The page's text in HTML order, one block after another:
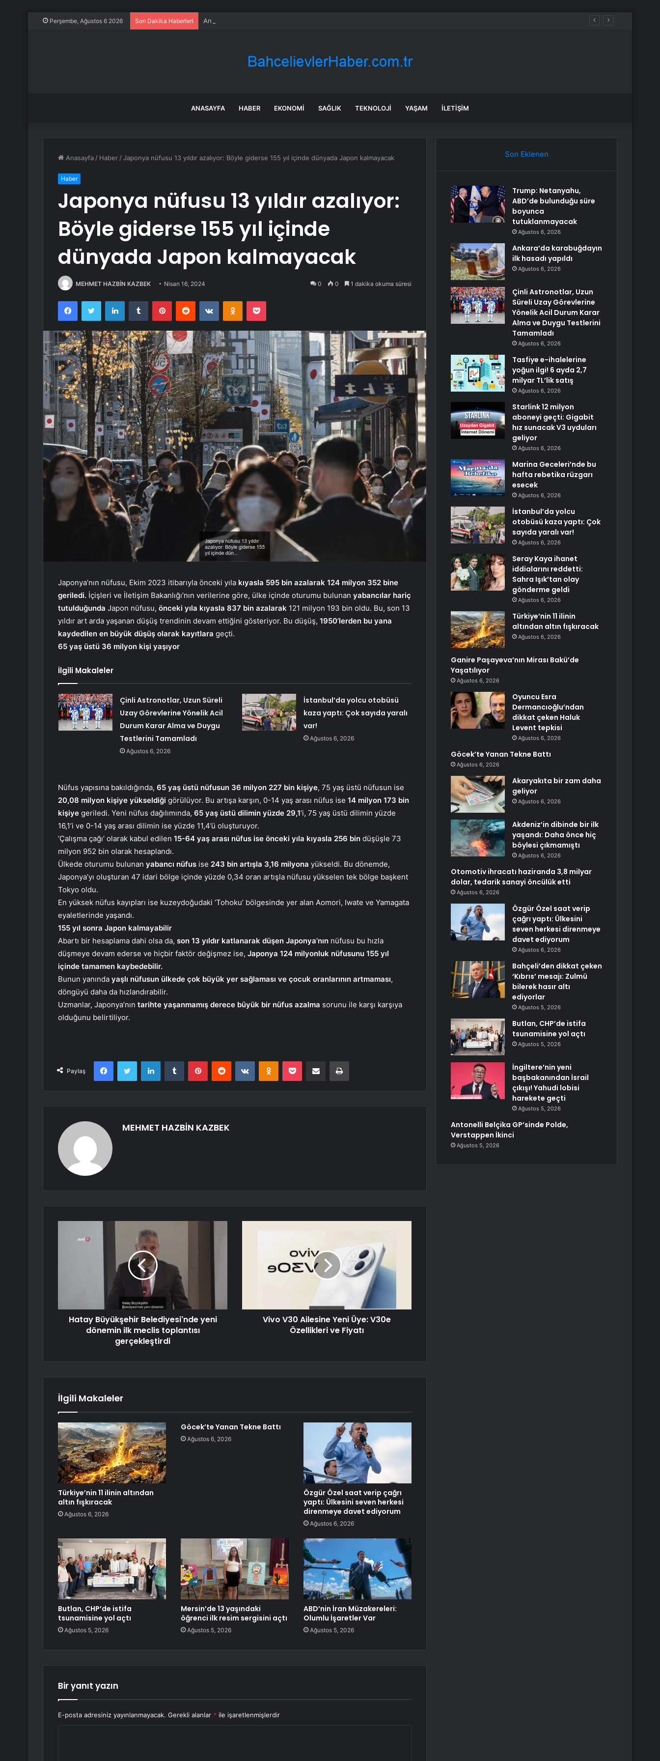
Perşembe, Ağustos 6 2026 Son Dakika Haberleri Ankara’da karabuğdayın ilk hasadı yapıldı
ANASAYFA HABER EKONOMI SAĞLIK TEKNOLOJI YAŞAM İLETIŞIM
Anasayfa / Haber /Japonya nüfusu 13 yıldır azalıyor: Böyle giderse 155 yıl içinde dünyada Japon kalmayacak
Haber
Japonya nüfusu 13 yıldır azalıyor:
Böyle giderse 155 yıl içinde
dünyada Japon kalmayacak
MEHMET HAZBİN KAZBEK Nisan 16, 2024 0 0 1 dakika okuma süresi
FacebookTwitter LinkedInTumblr PinterestReddit VKontakteOdnoklassniki
Pocket
Japonya’nın nüfusu, Ekim 2023 itibarıyla önceki yıla kıyasla 595 bin azalarak 124 milyon 352 bine
geriledi. İçişleri ve İletişim Bakanlığı’nın verilerine göre, ülke içinde oturumu bulunan yabancılar hariç
tutulduğunda Japon nüfusu, önceki yıla kıyasla 837 bin azalarak 121 milyon 193 bin oldu. Bu, son 13
yıldır art arda yaşanan düşüş trendinin devam ettiğini gösteriyor. Bu düşüş, 1950’lerden bu yana
kaydedilen en büyük düşüş olarak kayıtlara geçti.
65 yaş üstü 36 milyon kişi yaşıyor
İlgili Makaleler
Çinli Astronotlar, Uzun Süreli
Uzay Görevlerine Yönelik Acil
Durum Karar Alma ve Duygu
Testlerini Tamamladı
Ağustos 6, 2026
İstanbul’da yolcu otobüsü
kaza yaptı: Çok sayıda yaralı
var!
Ağustos 6, 2026
Nüfus yapısına bakıldığında, 65 yaş üstü nüfusun 36 milyon 227 bin kişiye, 75 yaş üstü nüfusun ise
20,08 milyon kişiye yükseldiği görülüyor. Bu artışa karşın, 0-14 yaş arası nüfus ise 14 milyon 173 bin
kişiye geriledi. Yeni nüfus dağılımında, 65 yaş üstü dilimin yüzde 29,1‘i, 75 yaş üstü dilimin yüzde
16,1’i ve 0-14 yaş arası dilimin ise yüzde 11,4’ü oluşturuyor.
‘Çalışma çağı’ olarak kabul edilen 15-64 yaş arası nüfus ise önceki yıla kıyasla 256 bin düşüşle 73
milyon 952 bin olarak hesaplandı.
Ülkede oturumu bulunan yabancı nüfus ise 243 bin artışla 3,16 milyona yükseldi. Bu dönemde,
Japonya’yı oluşturan 47 idari bölge içinde yüzde 0,34 oran artışla nüfusu yükselen tek bölge başkent
Tokyo oldu.
En yüksek nüfus kayıpları ise kuzeydoğudaki ‘Tohoku’ bölgesinde yer alan Aomori, Iwate ve Yamagata
eyaletlerinde yaşandı.
155 yıl sonra Japon kalmayabilir
Abartı bir hesaplama dahi olsa da, son 13 yıldır katlanarak düşen Japonya’nın nüfusu bu hızla
düşmeye devam ederse ve hiçbir faktör değişmez ise, Japonya 124 milyonluk nüfusunu 155 yıl
içinde tamamen kaybedebilir.
Bunun yanında yaşlı nüfusun ülkede çok büyük yer sağlaması ve çocuk oranlarının artmaması,
döngüyü daha da hızlandırabilir.
Uzmanlar, Japonya’nın tarihte yaşanmamış derece büyük bir nüfus azalma sorunu ile karşı karşıya
olduğunu belirtiliyor.
Paylaş
FacebookTwitter LinkedInTumblr PinterestReddit VKontakteOdnoklassniki
Pocket E-Posta ile paylaş Yazdır
MEHMET HAZBİN KAZBEK
Hatay Büyükşehir Belediyesi'nde yeni
dönemin ilk meclis toplantısı
gerçekleştirdi
Vivo V30 Ailesine Yeni Üye: V30e
Özellikleri ve Fiyatı
İlgili Makaleler
Türkiye’nin 11 ilinin altından
altın fışkıracak
Ağustos 6, 2026
Göcek’te Yanan Tekne Battı
Ağustos 6, 2026
Özgür Özel saat verip çağrı
yaptı: Ülkesini seven herkesi
direnmeye davet ediyorum
Ağustos 6, 2026
Butlan, CHP’de istifa
tsunamisine yol açtı
Ağustos 5, 2026
Mersin’de 13 yaşındaki
öğrenci ilk resim sergisini açtı
Ağustos 5, 2026
ABD’nin İran Müzakereleri:
Olumlu İşaretler Var
Ağustos 5, 2026
Bir yanıt yazın
E-posta adresiniz yayınlanmayacak. Gerekli alanlar * ile işaretlenmişlerdir
Son Eklenen
Trump: Netanyahu,
ABD’de bulunduğu süre
boyunca
tutuklanmayacak
Ağustos 6, 2026
Ankara’da karabuğdayın
ilk hasadı yapıldı
Ağustos 6, 2026
Çinli Astronotlar, Uzun
Süreli Uzay Görevlerine
Yönelik Acil Durum Karar
Alma ve Duygu Testlerini
Tamamladı
Ağustos 6, 2026
Tasfiye e-ihalelerine
yoğun ilgi! 6 ayda 2,7
milyar TL’lik satış
Ağustos 6, 2026
Starlink 12 milyon
aboneyi geçti: Gigabit
hız sunacak V3 uyduları
geliyor
Ağustos 6, 2026
Marina Geceleri’nde bu
hafta rebetika rüzgarı
esecek
Ağustos 6, 2026
İstanbul’da yolcu
otobüsü kaza yaptı: Çok
sayıda yaralı var!
Ağustos 6, 2026
Seray Kaya ihanet
iddialarını reddetti:
Sahra Işık’tan olay
gönderme geldi
Ağustos 6, 2026
Türkiye’nin 11 ilinin
altından altın fışkıracak
Ağustos 6, 2026
Ganire Paşayeva’nın Mirası Bakü’de
Yaşatılıyor
Ağustos 6, 2026
Oyuncu Esra
Dermancıoğlu’ndan
dikkat çeken Haluk
Levent tepkisi
Ağustos 6, 2026
Göcek’te Yanan Tekne Battı
Ağustos 6, 2026
Akaryakıta bir zam daha
geliyor
Ağustos 6, 2026
Akdeniz’in dibinde bir ilk
yaşandı: Daha önce hiç
böylesi çıkmamıştı
Ağustos 6, 2026
Otomotiv ihracatı haziranda 3,8 milyar
dolar, tedarik sanayi öncülük etti
Ağustos 6, 2026
Özgür Özel saat verip
çağrı yaptı: Ülkesini
seven herkesi direnmeye
davet ediyorum
Ağustos 6, 2026
Bahçeli’den dikkat çeken
‘Kıbrıs’ mesajı: Zulmü
bilerek hasır altı
ediyorlar
Ağustos 5, 2026
Butlan, CHP’de istifa
tsunamisine yol açtı
Ağustos 5, 2026
İngiltere’nin yeni
başbakanından İsrail
çıkışı! Yahudi lobisi
harekete geçti
Ağustos 5, 2026
Antonelli Belçika GP’sinde Polde,
Verstappen İkinci
Ağustos 5, 2026